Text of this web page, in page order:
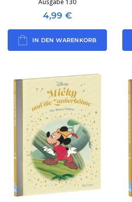
Ausgabe 130
4,99 €
IN DEN WARENKORB